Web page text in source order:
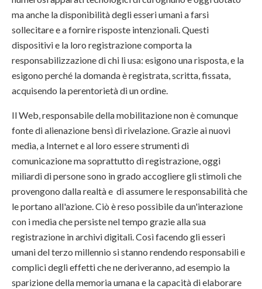
ma anche la disponibilità degli esseri umani a farsi
sollecitare e a fornire risposte intenzionali. Questi
dispositivi e la loro registrazione comporta la
responsabilizzazione di chi li usa: esigono una risposta, e la
esigono perché la domanda è registrata, scritta, fissata,
acquisendo la perentorietà di un ordine.
Il Web, responsabile della mobilitazione non è comunque
fonte di alienazione bensì di rivelazione. Grazie ai nuovi
media, a Internet e al loro essere strumenti di
comunicazione ma soprattutto di registrazione, oggi
miliardi di persone sono in grado accogliere gli stimoli che
provengono dalla realtà e di assumere le responsabilità che
le portano all'azione. Ciò è reso possibile da un'interazione
con i media che persiste nel tempo grazie alla sua
registrazione in archivi digitali. Così facendo gli esseri
umani del terzo millennio si stanno rendendo responsabili e
complici degli effetti che ne deriveranno, ad esempio la
sparizione della memoria umana e la capacità di elaborare